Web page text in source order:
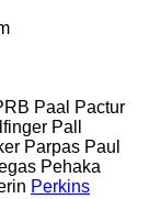
Paal
Pactur
Pall
Parpas Paul
Pehaka
Perkins